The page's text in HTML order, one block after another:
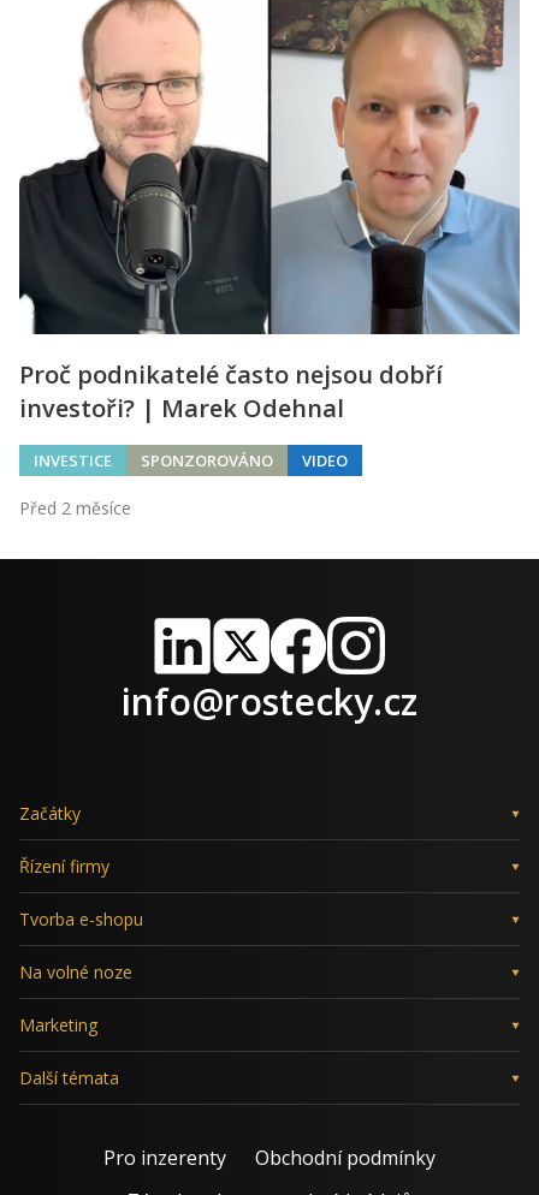
Proč podnikatelé často nejsou dobří
investoři? | Marek Odehnal
INVESTICE SPONZOROVÁNO VIDEO
Před 2 měsíce
LinkedIn
X FacebookInstagram
info@rostecky.cz
Začátky
Řízení firmy
Tvorba e-shopu
Na volné noze
Marketing
Další témata
Pro inzerenty
Obchodní podmínky